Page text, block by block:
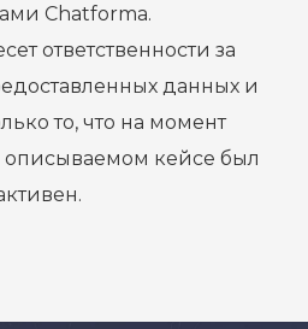
Chatforma.
ответственности за
данных и
то, что на момент
описываемом кейсе был